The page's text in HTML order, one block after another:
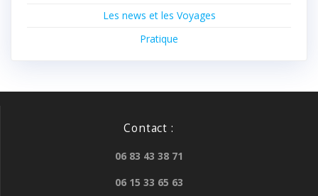
Les news et les Voyages
Pratique
Contact :
06 83 43 38 71
06 15 33 65 63